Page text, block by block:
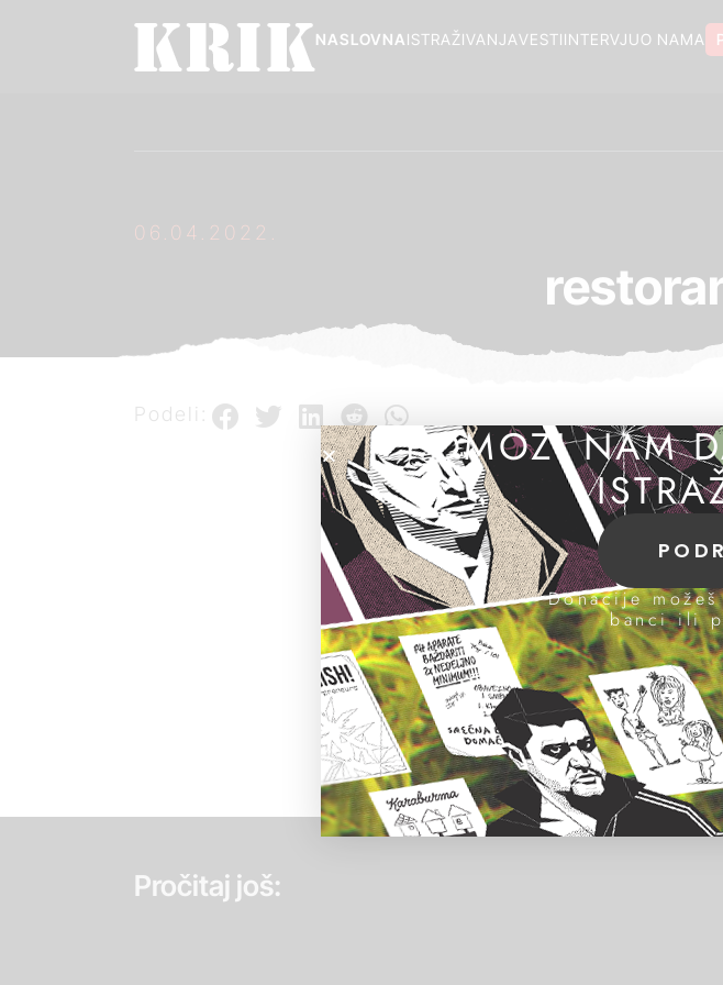
O NAMA
INTERVJU
VESTI
ISTRAŽIVANJA
NASLOVNA
06.04.2022.
Podeli:
Pročitaj još:
POMOZI NAM
Donacije
banci ili